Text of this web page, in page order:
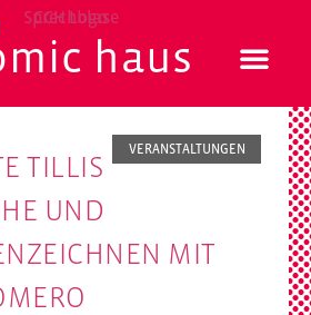
haus
VERANSTALTUNGEN
TILLIS
UND
MIT